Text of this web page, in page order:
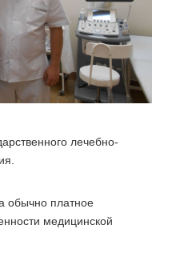
лечебно-
обычно платное
медицинской